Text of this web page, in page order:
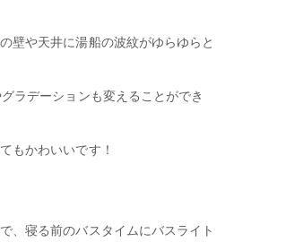
壁や天井に湯船の波紋がゆらゆらと
ラデーションも変えることができ
もかわいいです！
、寝る前のバスタイムにバスライト